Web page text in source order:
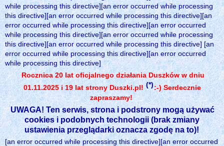
while processing this directive][an error occurred while processing
this directive][an error occurred while processing this directive][an
error occurred while processing this directive][an error occurred
while processing this directive][an error occurred while processing
this directive][an error occurred while processing this directive] [an
error occurred while processing this directive][an error occurred
while processing this directive]
Rocznica 20 lat oficjalnego działania Duszków w dniu
01.11.2025 i 19 lat strony Duszki.pl!(*):-) Serdecznie
zapraszamy!
UWAGA! Ten serwis, strona i podstrony mogą używać
cookies i podobnych technologii (brak zmiany
ustawienia przeglądarki oznacza zgodę na to)!
[an error occurred while processing this directive][an error occurred